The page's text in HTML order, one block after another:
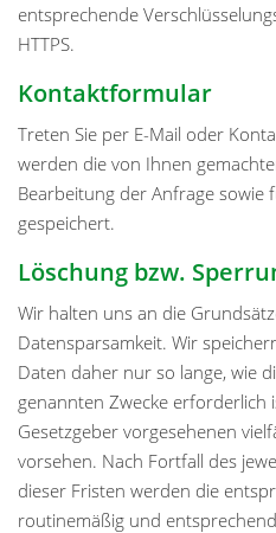
entsprechende
HTTPS.
Kontaktformular
Treten Sie per E-Mail oder
werden die von Ihnen
Bearbeitung der Anfrage sowie
gespeichert.
Löschung bzw.
Wir halten uns an die
Datensparsamkeit. Wir
Daten daher nur so lange, wie
genannten Zwecke erforderlich
Gesetzgeber vorgesehenen
vorsehen. Nach Fortfall des
dieser Fristen werden die
routinemäßig und